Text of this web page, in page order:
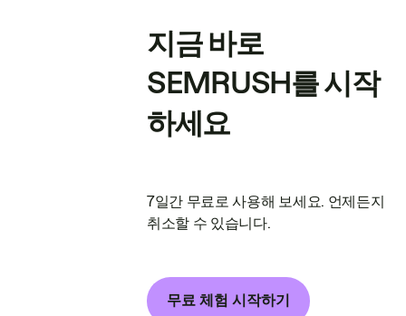
지금 바로
SEMRUSH를 시작
하세요
7일간 무료로 사용해 보세요. 언제든지
취소할 수 있습니다.
무료 체험 시작하기